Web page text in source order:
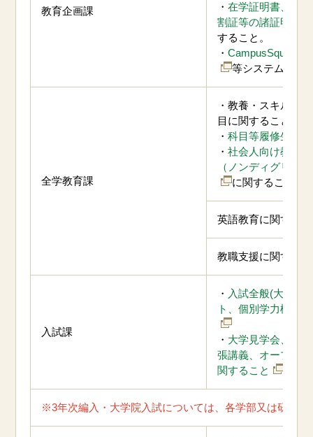
教育企画課 ・在学証明書、卒
割証等の諸証明書
すること。
・CampusSquare
等システム全般
全学教育課
・教養・スキル・
目に関すること
・科目等履修生
・社会人向け教育
（ノンディグリー
に関すること
英語教育に関する
教職支援に関する
入試課
・ 入試全般(大学入
ト、個別学力検査)
・ 大学見学会、進
張講義、オープン
関すること
※3年次編入・大学院入試については、各学部又は研究